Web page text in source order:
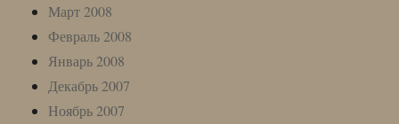
Март 2008
Февраль 2008
Январь 2008
Декабрь 2007
Ноябрь 2007